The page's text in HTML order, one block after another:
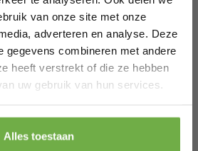
van onze site met onze
adverteren en analyse. Deze
gegevens combineren met andere
heeft verstrekt of die ze hebben
uw gebruik van hun services.
Alles toestaan
9721055565536
producten
Zonder sterkte met filter
wanneer je jarig bent
€ 5,- korting